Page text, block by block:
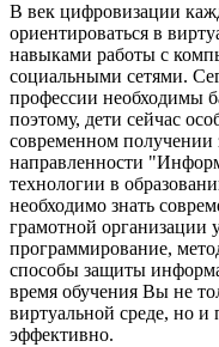
В век цифровизации
ориентироваться в
навыками работы с
социальными сетями.
профессии необходимы
поэтому, дети сейчас
современном получении
направленности
технологии в
необходимо знать
грамотной организации
программирование,
способы защиты
время обучения Вы не
виртуальной среде, но и
эффективно.